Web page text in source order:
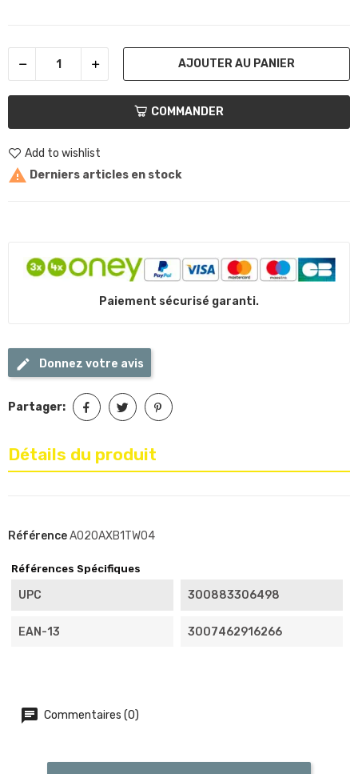
AJOUTER AU PANIER
COMMANDER
Add to wishlist
 Derniers articles en stock
Paiement sécurisé garanti.
Donnez votre avis
Partager:
Détails du produit
RéférenceA020AXB1TW04
Références Spécifiques
UPC 300883306498
EAN-13 3007462916266
Commentaires (0)